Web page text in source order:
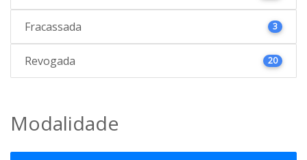
Fracassada 3
Revogada 20
Modalidade